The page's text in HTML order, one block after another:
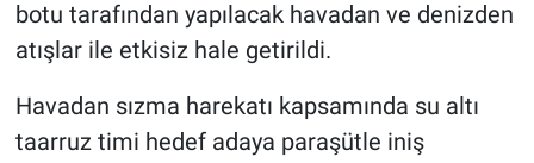
botu tarafından yapılacak havadan ve denizden
atışlar ile etkisiz hale getirildi.
Havadan sızma harekatı kapsamında su altı
taarruz timi hedef adaya paraşütle iniş